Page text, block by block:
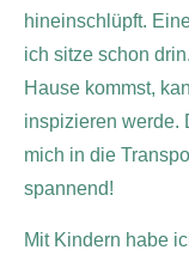
hineinschlüpft.
ich sitze schon
Hause kommst,
inspizieren werde.
mich in die
spannend!
Mit Kindern habe